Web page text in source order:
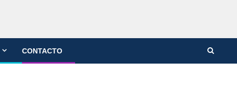
CONTACTO